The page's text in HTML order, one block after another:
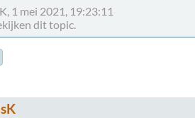
1 mei 2021, 19:23:11
dit topic.